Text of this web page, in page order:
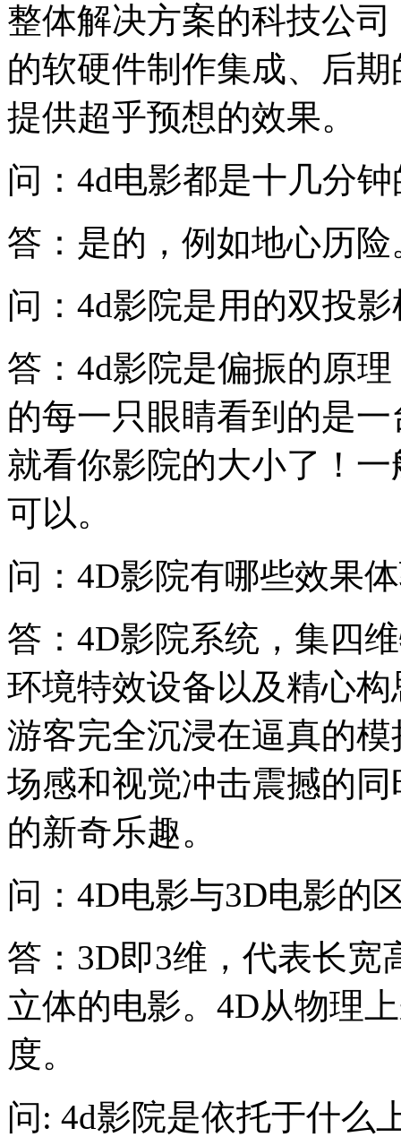
整体解决方案的科技公
的软硬件制作集成、后
提供超乎预想的效果。
问：4d电影都是十几分
答：是的，例如地心历险
问：4d影院是用的双投
答：4d影院是偏振的原
的每一只眼睛看到的是
就看你影院的大小了！
可以。
问：4D影院有哪些效果
答：4D影院系统，集四
环境特效设备以及精心
游客完全沉浸在逼真的
场感和视觉冲击震撼的
的新奇乐趣。
问：4D电影与3D电影的
答：3D即3维，代表长宽
立体的电影。4D从物理
度。
问: 4d影院是依托于什么